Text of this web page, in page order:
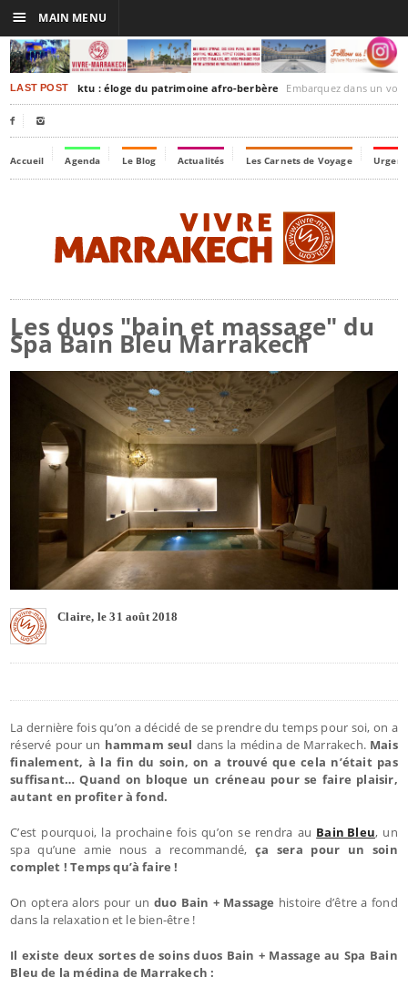
LAST POSTTimbuktu : éloge du patrimoine afro-berbère Embarquez dans un voyage culturel dans le
 
Accueil Agenda Le Blog Actualités Les Carnets de Voyage
Les duos "bain et massage" du
Spa Bain Bleu Marrakech
Claire, le 31 août 2018
La dernière fois qu’on a décidé de se prendre du temps pour soi, on a
réservé pour un hammam seul dans la médina de Marrakech. Mais
finalement, à la fin du soin, on a trouvé que cela n’était pas
suffisant… Quand on bloque un créneau pour se faire plaisir,
autant en profiter à fond.
C’est pourquoi, la prochaine fois qu’on se rendra au Bain Bleu, un
spa qu’une amie nous a recommandé, ça sera pour un soin
complet ! Temps qu’à faire !
On optera alors pour un duo Bain + Massage histoire d’être a fond
dans la relaxation et le bien-être !
Il existe deux sortes de soins duos Bain + Massage au Spa Bain
Bleu de la médina de Marrakech :
☰ MAIN MENU